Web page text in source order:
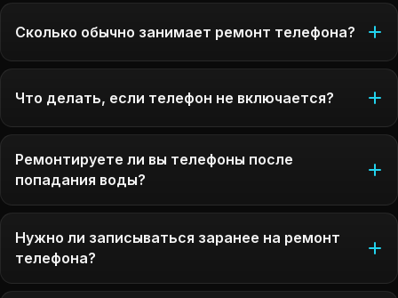
Сколько обычно занимает ремонт телефона?
Что делать, если телефон не включается?
Ремонтируете ли вы телефоны после
попадания воды?
Нужно ли записываться заранее на ремонт
телефона?